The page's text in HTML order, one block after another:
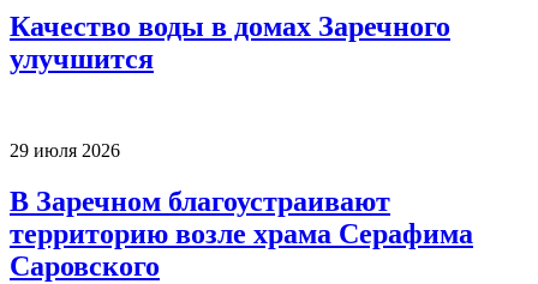
Качество воды в домах Заречного
улучшится
29 июля 2026
В Заречном благоустраивают
территорию возле храма Серафима
Саровского